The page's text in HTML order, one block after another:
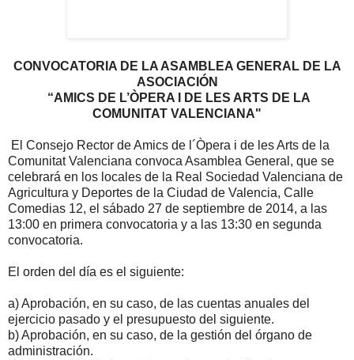
CONVOCATORIA DE LA ASAMBLEA GENERAL DE LA
ASOCIACIÓN
“AMICS DE L’ÒPERA I DE LES ARTS DE LA
COMUNITAT VALENCIANA"
El Consejo Rector de Amics de l´Òpera i de les Arts de la
Comunitat Valenciana convoca Asamblea General, que se
celebrará en los locales de la Real Sociedad Valenciana de
Agricultura y Deportes de la Ciudad de Valencia, Calle
Comedias 12, el sábado 27 de septiembre de 2014, a las
13:00 en primera convocatoria y a las 13:30 en segunda
convocatoria.
El orden del día es el siguiente:
a) Aprobación, en su caso, de las cuentas anuales del
ejercicio pasado y el presupuesto del siguiente.
b) Aprobación, en su caso, de la gestión del órgano de
administración.